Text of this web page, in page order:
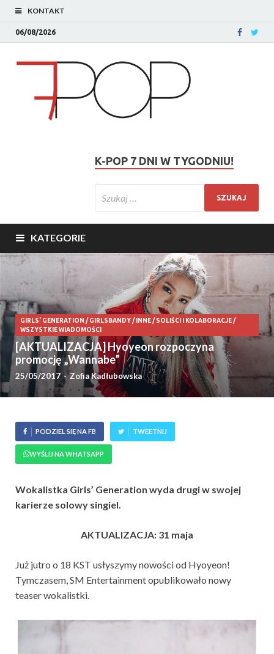
KONTAKT
06/08/2026
K-POP 7 DNI W TYGODNIU!
KATEGORIE
GIRLS' GENERATION /GIRLSBANDY/ INNE/SOLIŚCI I KOLABORACJE/
WSZYSTKIE WIADOMOŚCI
[AKTUALIZACJA] Hyoyeon rozpoczyna
promocję „Wannabe”
25/05/2017 -Zofia Kadłubowska
PODZIEL SIĘ NA FB TWEETNIJ
WYŚLIJ NA WHATSAPP
Wokalistka Girls’ Generation wyda drugi w swojej
karierze solowy singiel.
AKTUALIZACJA: 31 maja
Już jutro o 18 KST usłyszymy nowości od Hyoyeon!
Tymczasem, SM Entertainment opublikowało nowy
teaser wokalistki.